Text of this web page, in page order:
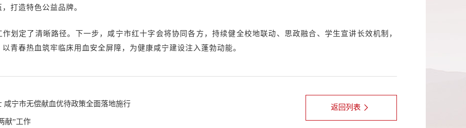
打造特色公益品牌。
划定了清晰路径。下一步，咸宁市红十字会将协同各方，持续健全校地联动、思政融合、学生宣讲长效机制，
青春热血筑牢临床用血安全屏障，为健康咸宁建设注入蓬勃动能。
咸宁市无偿献血优待政策全面落地施行
献”工作
返回列表